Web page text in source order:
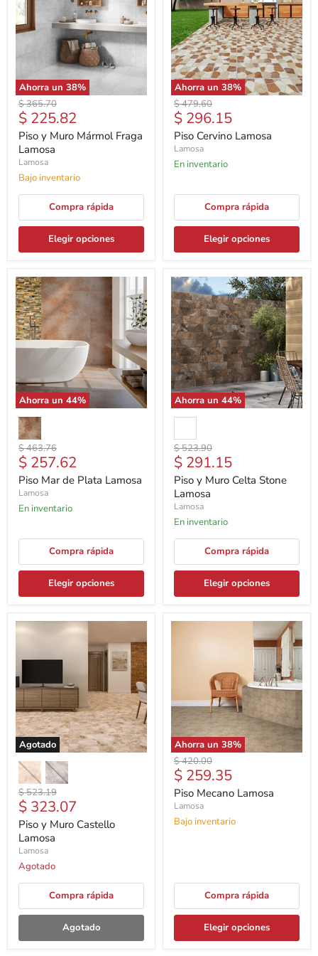
Ahorra un 38%
Precio
original
$ 365.70
Precio
actual
$ 225.82
Piso y Muro Mármol Fraga
Lamosa
Lamosa
Bajo inventario
Compra rápida
Elegir opciones
Ahorra un 38%
Precio
original
$ 479.60
Precio
actual
$ 296.15
Piso Cervino Lamosa
Lamosa
En inventario
Compra rápida
Elegir opciones
Ahorra un 44%
Precio
original
$ 463.76
Precio
actual
$ 257.62
Piso Mar de Plata Lamosa
Lamosa
En inventario
Compra rápida
Elegir opciones
Ahorra un 44%
Precio
original
$ 523.90
Precio
actual
$ 291.15
Piso y Muro Celta Stone
Lamosa
Lamosa
En inventario
Compra rápida
Elegir opciones
Agotado
Precio
original
$ 523.19
Precio
actual
$ 323.07
Piso y Muro Castello
Lamosa
Lamosa
Agotado
Compra rápida
Agotado
Ahorra un 38%
Precio
original
$ 420.00
Precio
actual
$ 259.35
Piso Mecano Lamosa
Lamosa
Bajo inventario
Compra rápida
Elegir opciones